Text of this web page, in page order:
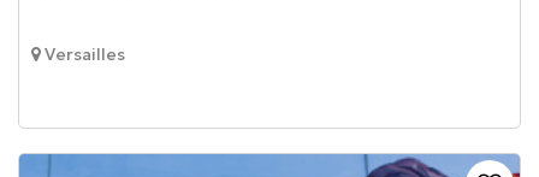
Versailles